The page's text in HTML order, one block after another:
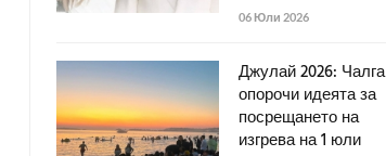
06 Юли 2026
Джулай 2026: Чалга
опорочи идеята за
посрещането на
изгрева на 1 юли